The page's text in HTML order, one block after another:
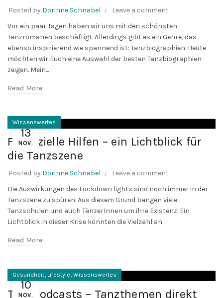
Posted by Dorinne Schnabel
Leave a comment
Vor ein paar Tagen haben wir uns mit den schönsten
Tanzromanen beschäftigt. Allerdings gibt es ein Genre, das
ebenso inspirierend wie spannend ist: Tanzbiographien. Heute
möchten wir Euch eine Auswahl der besten Tanzbiographien
zeigen. Mein...
Read More
13
NOV.
Wissenswertes
Finanzielle Hilfen – ein Lichtblick für
die Tanzszene
Posted by Dorinne Schnabel
Leave a comment
Die Auswirkungen des Lockdown lights sind noch immer in der
Tanzszene zu spüren. Aus diesem Grund bangen viele
Tanzschulen und auch TänzerInnen um ihre Existenz. Ein
Lichtblick in dieser Krise könnten die Vielzahl an...
Read More
10
NOV.
Gesundheit, Lifestyle, Wissenswertes
Tanzpodcasts – Tanzthemen direkt